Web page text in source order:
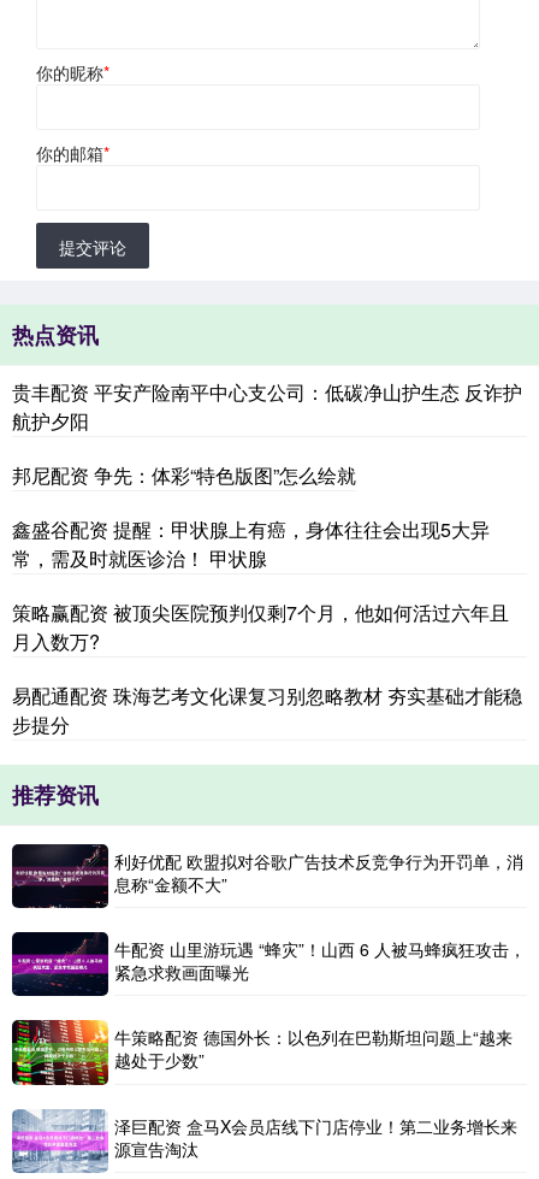
你的昵称*
你的邮箱*
提交评论
热点资讯
贵丰配资 平安产险南平中心支公司：低碳净山护生态 反诈护
航护夕阳
邦尼配资 争先：体彩“特色版图”怎么绘就
鑫盛谷配资 提醒：甲状腺上有癌，身体往往会出现5大异
常，需及时就医诊治！ 甲状腺
策略赢配资 被顶尖医院预判仅剩7个月，他如何活过六年且
月入数万?
易配通配资 珠海艺考文化课复习别忽略教材 夯实基础才能稳
步提分
推荐资讯
利好优配 欧盟拟对谷歌广告技术反竞争行为开罚单，消
息称“金额不大”
牛配资 山里游玩遇 “蜂灾”！山西 6 人被马蜂疯狂攻击，
紧急求救画面曝光
牛策略配资 德国外长：以色列在巴勒斯坦问题上“越来
越处于少数”
泽巨配资 盒马X会员店线下门店停业！第二业务增长来
源宣告淘汰